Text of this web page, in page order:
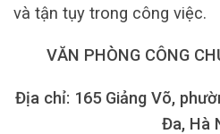
và tận tụy trong công việc.
VĂN PHÒNG CÔNG
Địa chỉ: 165 Giảng Võ,
Đa, Hà